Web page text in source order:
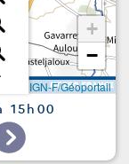
+
−
IGN-F/Géoportail
15h00